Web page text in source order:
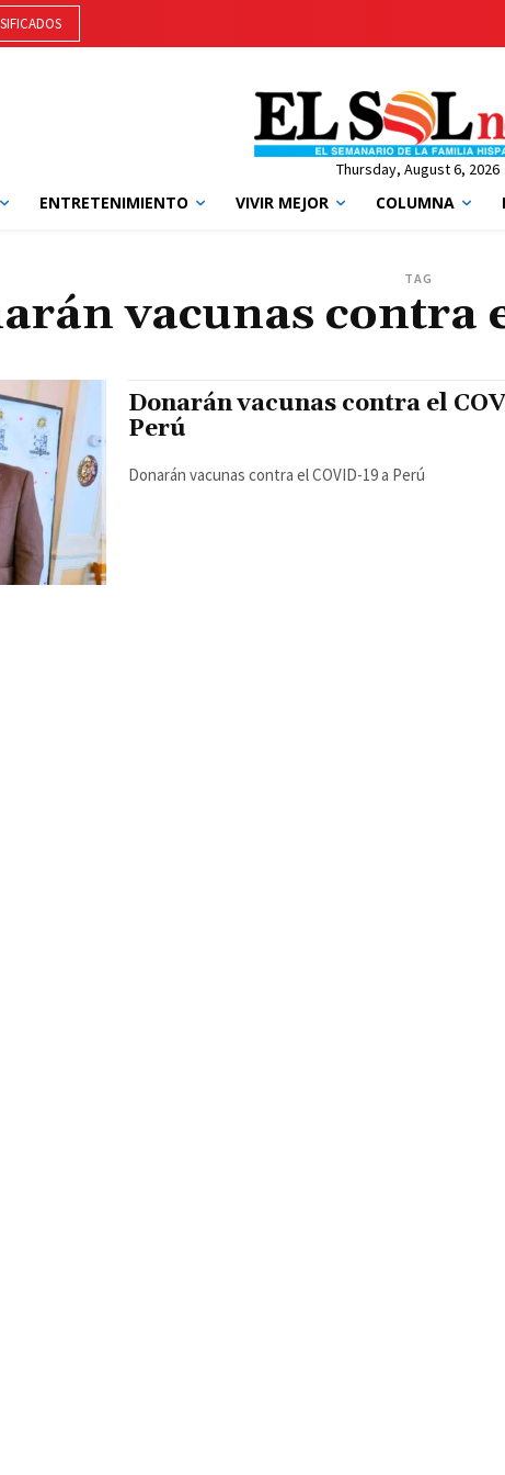
Thursday, August 6, 2026
ENTRETENIMIENTO VIVIR MEJOR COLUMNA
TAG
vacunas contra
Donarán vacunas contra el
Perú
Donarán vacunas contra el COVID-19 a Perú